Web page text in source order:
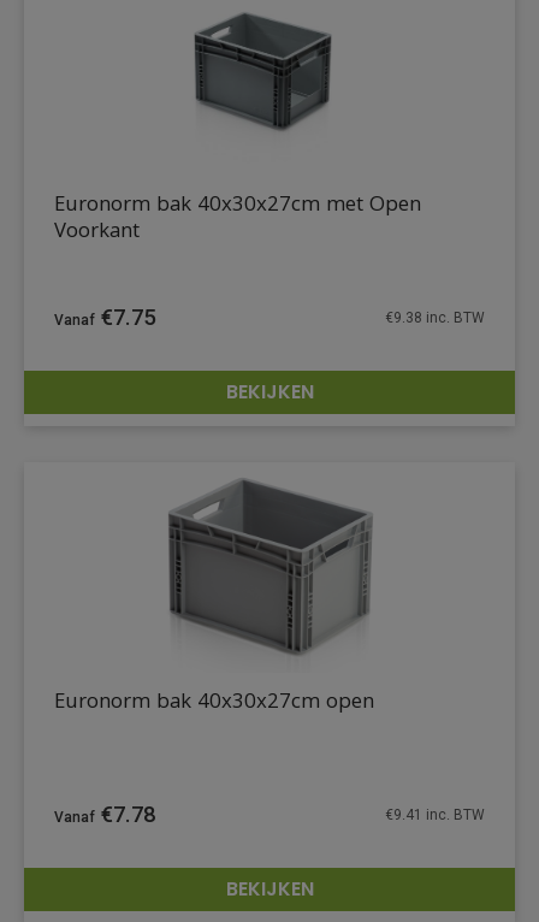
DETAILS
Euronorm bak 40x30x27cm met Open
Voorkant
€7.75 €9.38 inc. BTW
BEKIJKEN
DETAILS
Euronorm bak 40x30x27cm open
€7.78 €9.41 inc. BTW
BEKIJKEN